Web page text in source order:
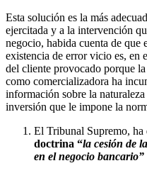
Esta solución es la más
ejercitada y a la intervención
negocio, habida cuenta de que
existencia de error vicio es, en
del cliente provocado porque
como comercializadora ha
información sobre la
inversión que le impone la
El Tribunal Supremo, ha
doctrina “la cesión de
en el negocio bancario”